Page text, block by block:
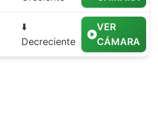
⬇️
Decreciente
VER
CÁMARA